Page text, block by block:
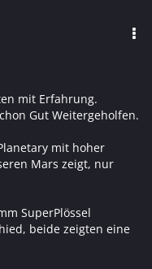
mit Erfahrung.
Gut Weitergeholfen.
mit hoher
Mars zeigt, nur
SuperPlössel
beide zeigten eine